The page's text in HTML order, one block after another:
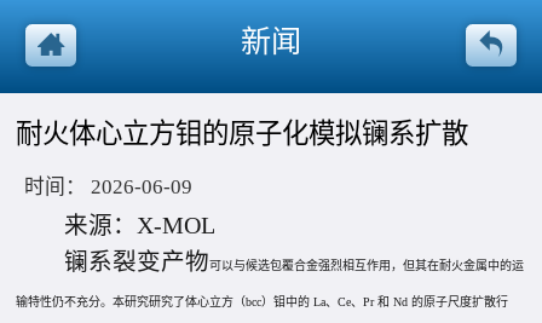
新闻
耐火体心立方钼的原子化模拟镧系扩散
时间： 2026-06-09
来源：X-MOL
镧系裂变产物可以与候选包覆合金强烈相互作用，但其在耐火金属中的运
输特性仍不充分。本研究研究了体心立方 （bcc）钼中的 La、Ce、Pr 和 Nd 的原子尺度扩散行